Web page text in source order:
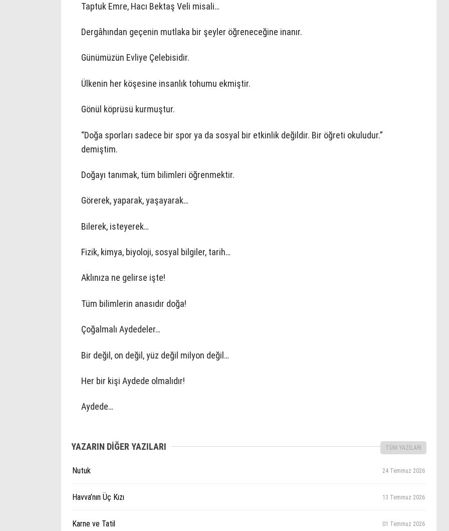
Taptuk Emre, Hacı Bektaş Veli misali…
Dergâhından geçenin mutlaka bir şeyler öğreneceğine inanır.
Günümüzün Evliye Çelebisidir.
Ülkenin her köşesine insanlık tohumu ekmiştir.
Gönül köprüsü kurmuştur.
“Doğa sporları sadece bir spor ya da sosyal bir etkinlik değildir. Bir öğreti okuludur.”
demiştim.
Doğayı tanımak, tüm bilimleri öğrenmektir.
Görerek, yaparak, yaşayarak…
Bilerek, isteyerek…
Fizik, kimya, biyoloji, sosyal bilgiler, tarih…
Aklınıza ne gelirse işte!
Tüm bilimlerin anasıdır doğa!
Çoğalmalı Aydedeler…
Bir değil, on değil, yüz değil milyon değil…
Her bir kişi Aydede olmalıdır!
Aydede…
YAZARIN DİĞER YAZILARI TÜM YAZILARI
Nutuk 24 Temmuz 2026
Havva’nın Üç Kızı 13 Temmuz 2026
Karne ve Tatil 01 Temmuz 2026